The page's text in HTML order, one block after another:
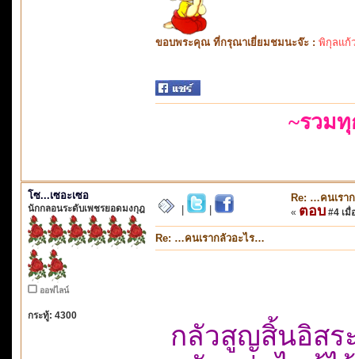
ขอบพระคุณ ที่กรุณาเยี่ยมชมนะจ๊ะ : พิกุลแก้
~รวม
โซ...เซอะเซอ
นักกลอนระดับเพชรยอดมงกุฎ
ออฟไลน์
กระทู้: 4300
Re: …คนเรา
« ตอบ #4 เมื่
Re: …คนเรากลัวอะไร…
กลัวสูญสิ้นอิสร